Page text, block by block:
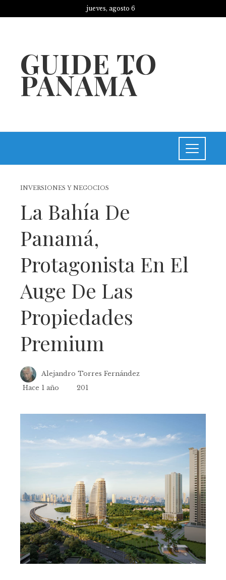
jueves, agosto 6
GUIDE TO
PANAMÁ
INVERSIONES Y NEGOCIOS
La Bahía De
Panamá,
Protagonista En El
Auge De Las
Propiedades
Premium
Alejandro Torres Fernández
Hace 1 año
201